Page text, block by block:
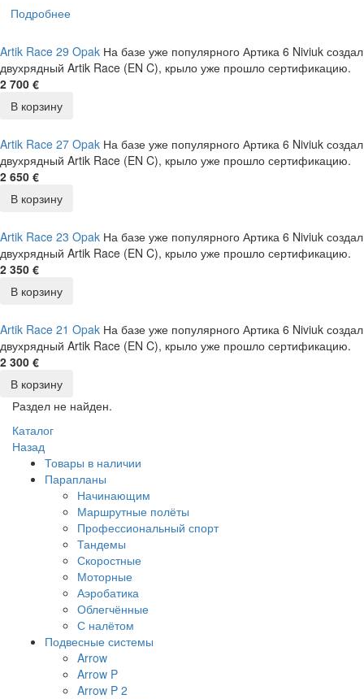
Подробнее
Artik Race 29 Opak На базе уже популярного Артика 6 Niviuk создал
двухрядный Artik Race (EN C), крыло уже прошло сертификацию.
2 700 €
В корзину
Artik Race 27 Opak На базе уже популярного Артика 6 Niviuk создал
двухрядный Artik Race (EN C), крыло уже прошло сертификацию.
2 650 €
В корзину
Artik Race 23 Opak На базе уже популярного Артика 6 Niviuk создал
двухрядный Artik Race (EN C), крыло уже прошло сертификацию.
2 350 €
В корзину
Artik Race 21 Opak На базе уже популярного Артика 6 Niviuk создал
двухрядный Artik Race (EN C), крыло уже прошло сертификацию.
2 300 €
В корзину
Раздел не найден.
Каталог
Назад
Товары в наличии
Парапланы
Начинающим
Маршрутные полёты
Профессиональный спорт
Тандемы
Скоростные
Моторные
Аэробатика
Облегчённые
С налётом
Подвесные системы
Arrow
Arrow P
Arrow P 2